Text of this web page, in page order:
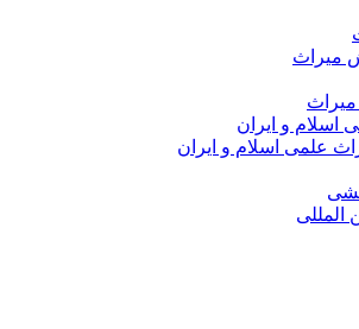
میراث
میراث
اسلام و ایران
علمی اسلام و ایران
المللی